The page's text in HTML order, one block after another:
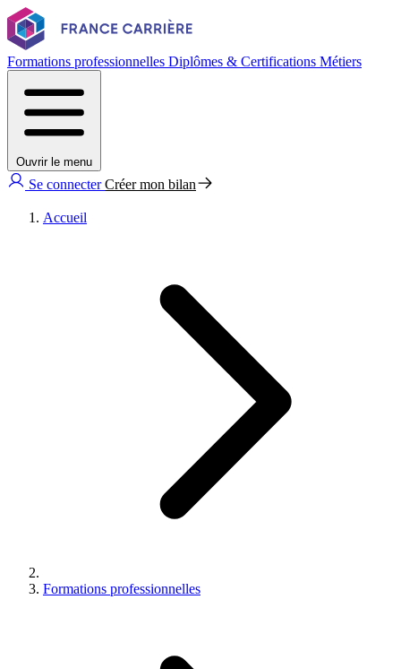
Formations professionnelles Diplômes & Certifications Métiers
Ouvrir le menu
Se connecterCréer mon bilan
Accueil
Formations professionnelles